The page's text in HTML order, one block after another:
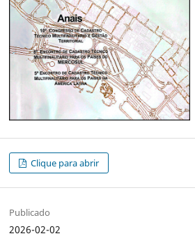
Clique para abrir
Publicado
2026-02-02